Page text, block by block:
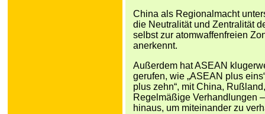
China als Regionalmacht
die Neutralität und Zentralität
selbst zur atomwaffenfreien
anerkennt.
Außerdem hat ASEAN
gerufen, wie „ASEAN plus
plus zehn“, mit China,
Regelmäßige Verhandlungen
hinaus, um miteinander zu